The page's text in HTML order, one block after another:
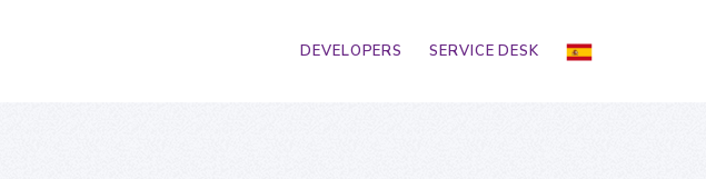
DEVELOPERS SERVICE DESK